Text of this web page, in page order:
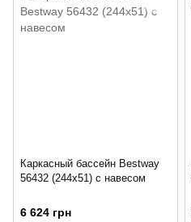
Каркасный бассейн Bestway
56432 (244х51) с навесом
6 624 грн